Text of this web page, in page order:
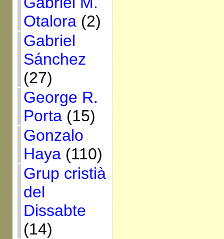
Otalora(2)
Gabriel
Sánchez
(27)
George R.
Porta(15)
Gonzalo
Haya(110)
Grup cristià
del
Dissabte
(14)